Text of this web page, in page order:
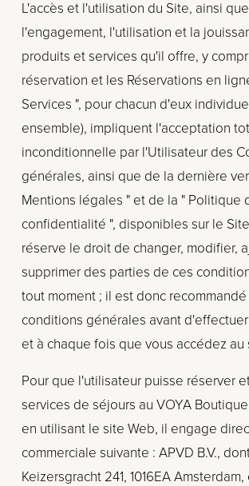
L'accès et l'utilisation du Site, ainsi que
l'engagement, l'utilisation et la
produits et services qu'il offre, y
réservation et les Réservations en
Services ", pour chacun d'eux
ensemble), impliquent l'acceptation
inconditionnelle par l'Utilisateur des
générales, ainsi que de la dernière
Mentions légales " et de la " Politique
confidentialité ", disponibles sur le
réserve le droit de changer, modifier,
supprimer des parties de ces
tout moment ; il est donc
conditions générales avant
et à chaque fois que vous accédez au
Pour que l'utilisateur puisse réserver
services de séjours au VOYA
en utilisant le site Web, il engage
commerciale suivante : APVD B.V.,
Keizersgracht 241, 1016EA